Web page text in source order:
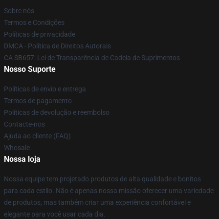
Sobre nós
Termos e Condições
Políticas de privacidade
DMCA - Política de Direitos Autorais
CA SB657: Lei de Transparência de Cadeia de Suprimentos
Nosso Suporte
Políticas de envio e entrega
Termos de pagamento
Políticas de devolução e reembolso
Contacte-nos
Ajuda ao cliente (FAQ)
Whosale
Nossa loja
Nossa equipe tem projetado produtos de alta qualidade e bonitos
para cada estilo. Não é apenas nossa missão oferecer uma variedade
de produtos, mas também criar uma experiência confortável e
elegante para você usar cada dia.